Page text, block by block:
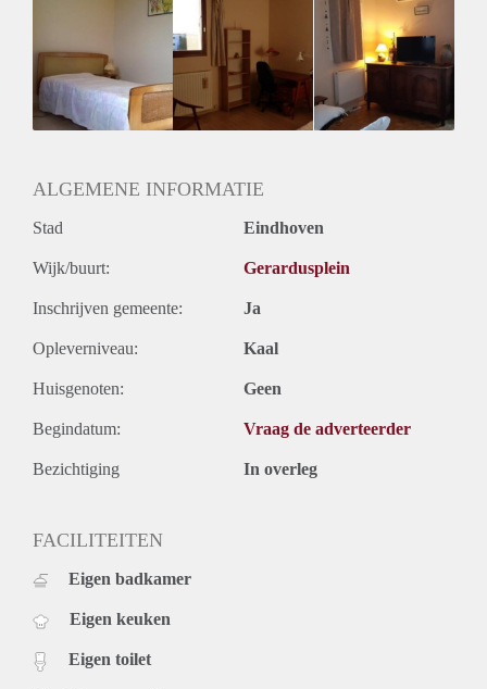
Inkomen eis
N.V.T.
Huurtermijn
Onbepaalde termijn
ALGEMENE INFORMATIE
Stad Eindhoven
Wijk/buurt: Gerardusplein
Inschrijven gemeente: Ja
Opleverniveau: Kaal
Huisgenoten: Geen
Begindatum: Vraag de adverteerder
Bezichtiging In overleg
FACILITEITEN
Eigen badkamer
Eigen keuken
Eigen toilet